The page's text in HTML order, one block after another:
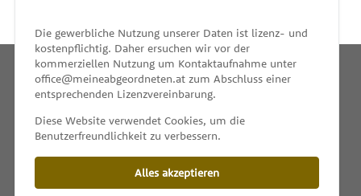
INFO
IMPRESSUM & KONTAKT
Die gewerbliche Nutzung unserer Daten ist lizenz- und
kostenpflichtig. Daher ersuchen wir vor der
kommerziellen Nutzung um Kontaktaufnahme unter
office@meineabgeordneten.at zum Abschluss einer
entsprechenden Lizenzvereinbarung.
Diese Website verwendet Cookies, um die
Benutzerfreundlichkeit zu verbessern.
Alles akzeptieren